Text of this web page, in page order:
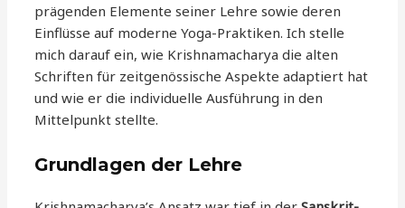
prägenden Elemente seiner Lehre sowie deren
Einflüsse auf moderne Yoga-Praktiken. Ich stelle
mich darauf ein, wie Krishnamacharya die alten
Schriften für zeitgenössische Aspekte adaptiert hat
und wie er die individuelle Ausführung in den
Mittelpunkt stellte.
Grundlagen der Lehre